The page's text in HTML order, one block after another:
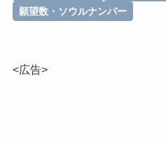
願望数・ソウルナンバー
<広告>